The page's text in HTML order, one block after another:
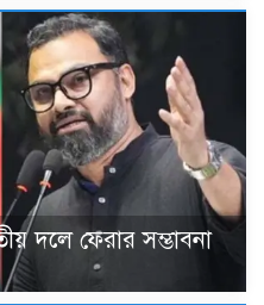
দলে ফেরার সম্ভাবনা